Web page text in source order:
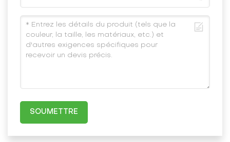
SOUMETTRE